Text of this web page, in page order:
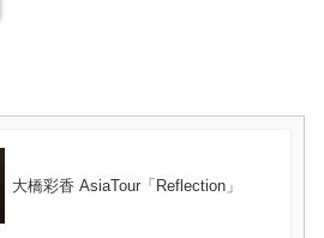
大橋彩香 AsiaTour「Reflection」